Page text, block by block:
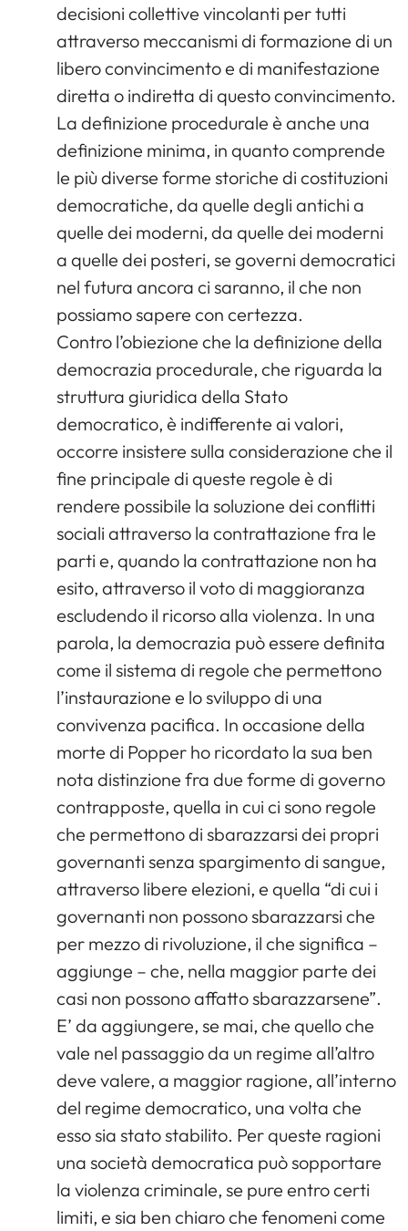
decisioni collettive vincolanti per tutti
attraverso meccanismi di formazione di un
libero convincimento e di manifestazione
diretta o indiretta di questo convincimento.
La definizione procedurale è anche una
definizione minima, in quanto comprende
le più diverse forme storiche di costituzioni
democratiche, da quelle degli antichi a
quelle dei moderni, da quelle dei moderni
a quelle dei posteri, se governi democratici
nel futura ancora ci saranno, il che non
possiamo sapere con certezza.
Contro l’obiezione che la definizione della
democrazia procedurale, che riguarda la
struttura giuridica della Stato
democratico, è indifferente ai valori,
occorre insistere sulla considerazione che il
fine principale di queste regole è di
rendere possibile la soluzione dei conflitti
sociali attraverso la contrattazione fra le
parti e, quando la contrattazione non ha
esito, attraverso il voto di maggioranza
escludendo il ricorso alla violenza. In una
parola, la democrazia può essere definita
come il sistema di regole che permettono
l’instaurazione e lo sviluppo di una
convivenza pacifica. In occasione della
morte di Popper ho ricordato la sua ben
nota distinzione fra due forme di governo
contrapposte, quella in cui ci sono regole
che permettono di sbarazzarsi dei propri
governanti senza spargimento di sangue,
attraverso libere elezioni, e quella “di cui i
governanti non possono sbarazzarsi che
per mezzo di rivoluzione, il che significa –
aggiunge – che, nella maggior parte dei
casi non possono affatto sbarazzarsene”.
E’ da aggiungere, se mai, che quello che
vale nel passaggio da un regime all’altro
deve valere, a maggior ragione, all’interno
del regime democratico, una volta che
esso sia stato stabilito. Per queste ragioni
una società democratica può sopportare
la violenza criminale, se pure entro certi
limiti, e sia ben chiaro che fenomeni come